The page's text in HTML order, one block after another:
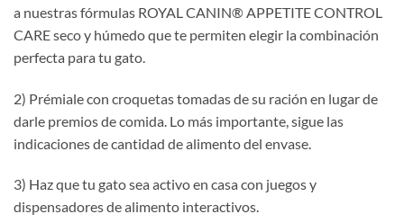
a nuestras fórmulas ROYAL CANIN® APPETITE CONTROL
CARE seco y húmedo que te permiten elegir la combinación
perfecta para tu gato.
2) Prémiale con croquetas tomadas de su ración en lugar de
darle premios de comida. Lo más importante, sigue las
indicaciones de cantidad de alimento del envase.
3) Haz que tu gato sea activo en casa con juegos y
dispensadores de alimento interactivos.